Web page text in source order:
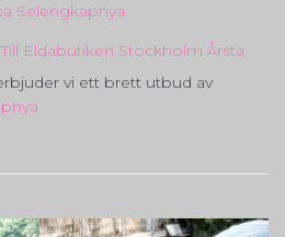
Så
Mer
Selengkapnya
Eldabutiken Stockholm Årsta
vi ett brett utbud av
Din
Till